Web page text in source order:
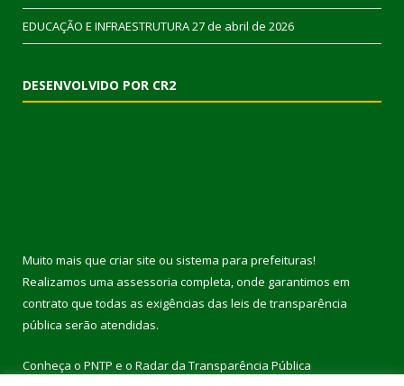
EDUCAÇÃO E INFRAESTRUTURA27 de abril de 2026
DESENVOLVIDO POR CR2
Muito mais que criar site ou sistema para prefeituras!
Realizamos uma assessoria completa, onde garantimos em
contrato que todas as exigências das leis de transparência
pública serão atendidas.
Conheça o PNTP e o Radar da Transparência Pública